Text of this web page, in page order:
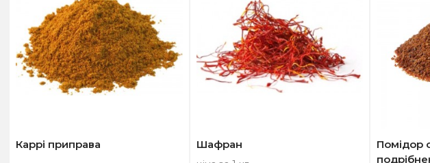
Каррі приправа Шафран
Помідор